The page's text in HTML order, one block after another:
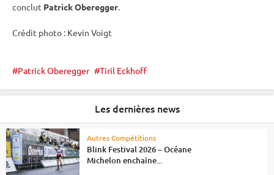
conclut Patrick Oberegger.
Crédit photo : Kevin Voigt
Patrick Oberegger Tiril Eckhoff
Les dernières news
Autres Compétitions
Blink Festival 2026 – Océane
Michelon enchaîne...